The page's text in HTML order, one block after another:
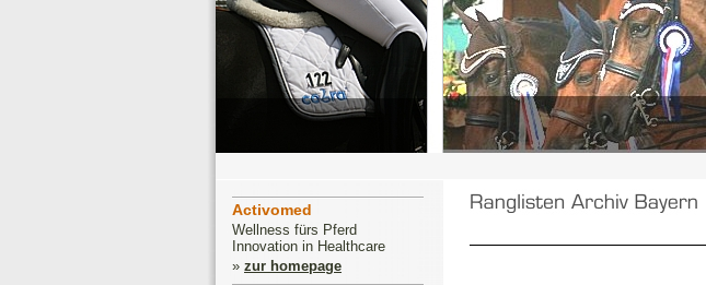
Activomed
Wellness fürs Pferd
Innovation in Healthcare
» zur homepage